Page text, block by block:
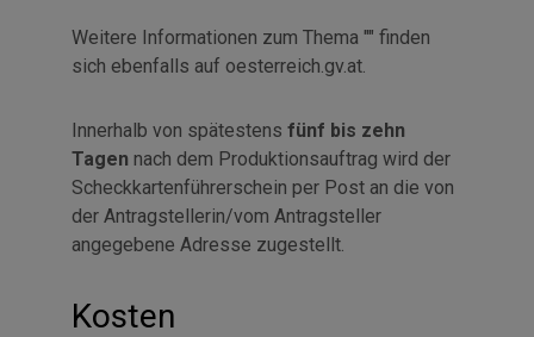
Weitere Informationen zum Thema "" finden
sich ebenfalls auf oesterreich.gv.at.
Innerhalb von spätestens fünf bis zehn
Tagen nach dem Produktionsauftrag wird der
Scheckkartenführerschein per Post an die von
der Antragstellerin/vom Antragsteller
angegebene Adresse zugestellt.
Kosten